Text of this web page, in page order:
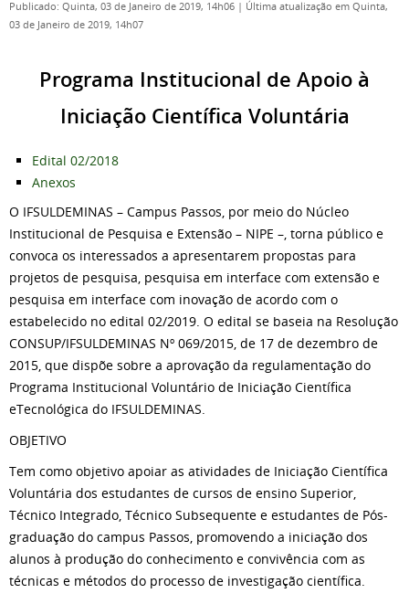
Publicado: Quinta, 03 de Janeiro de 2019, 14h06 | Última atualização em Quinta,
03 de Janeiro de 2019, 14h07
Programa Institucional de Apoio à
Iniciação Científica Voluntária
Edital 02/2018
Anexos
O IFSULDEMINAS – Campus Passos, por meio do Núcleo
Institucional de Pesquisa e Extensão – NIPE –, torna público e
convoca os interessados a apresentarem propostas para
projetos de pesquisa, pesquisa em interface com extensão e
pesquisa em interface com inovação de acordo com o
estabelecido no edital 02/2019. O edital se baseia na Resolução
CONSUP/IFSULDEMINAS Nº 069/2015, de 17 de dezembro de
2015, que dispõe sobre a aprovação da regulamentação do
Programa Institucional Voluntário de Iniciação Científica
eTecnológica do IFSULDEMINAS.
OBJETIVO
Tem como objetivo apoiar as atividades de Iniciação Científica
Voluntária dos estudantes de cursos de ensino Superior,
Técnico Integrado, Técnico Subsequente e estudantes de Pós-
graduação do campus Passos, promovendo a iniciação dos
alunos à produção do conhecimento e convivência com as
técnicas e métodos do processo de investigação científica.